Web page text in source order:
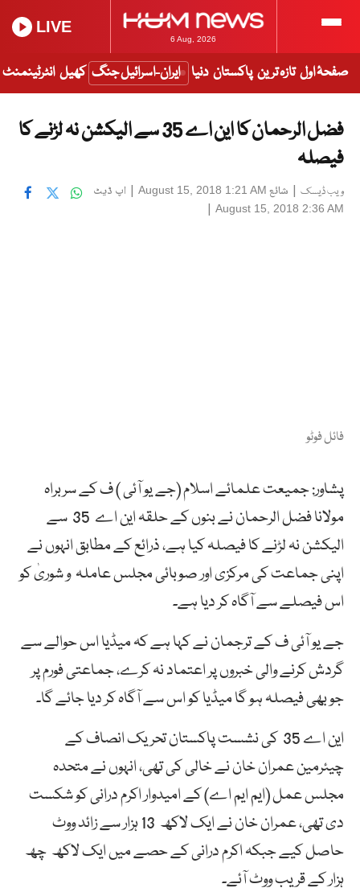
6 Aug, 2026
LIVE
صفحۂ اول تازہ ترین پاکستان دنیا ایران-اسرائیل جنگ کھیل انٹرٹینمنٹ
فضل الرحمان کا این اے 35 سے الیکشن نہ لڑنے کا
فیصلہ
ویب ڈیسک | شائع August 15, 2018 1:21 AM
| اپ ڈیٹ
August 15, 2018 2:36 AM
|
فائل فوٹو
پشاور: جمیعت علمائے اسلام (جے یو آئی ) ف کے سربراہ
مولانا فضل الرحمان نے بنوں کے حلقہ این اے 35 سے
الیکشن نہ لڑنے کا فیصلہ کیا ہے، ذرائع کے مطابق انہوں نے
اپنی جماعت کی مرکزی اور صوبائی مجلس عاملہ و شوریٰ کو
اس فیصلے سے آگاہ کر دیا ہے۔
جے یو آئی ف کے ترجمان نے کہا ہے کہ میڈیا اس حوالے سے
گردش کرنے والی خبروں پر اعتماد نہ کرے، جماعتی فورم پر
جو بھی فیصلہ ہو گا میڈیا کو اس سے آگاہ کر دیا جائے گا۔
این اے 35 کی نشست پاکستان تحریک انصاف کے
چیئرمین عمران خان نے خالی کی تھی، انہوں نے متحدہ
مجلس عمل (ایم ایم اے) کے امیدوار اکرم درانی کو شکست
دی تھی، عمران خان نے ایک لاکھ 13 ہزار سے زائد ووٹ
حاصل کیے جبکہ اکرم درانی کے حصے میں ایک لاکھ چھ
ہزار کے قریب ووٹ آئے۔